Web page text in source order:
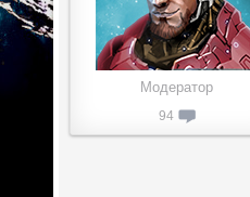
Модератор
94